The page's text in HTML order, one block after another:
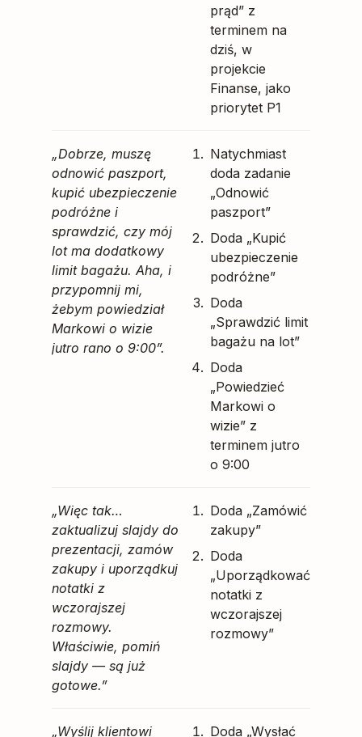
prąd” z
terminem na
dziś, w
projekcie
Finanse, jako
priorytet P1
„Dobrze, muszę
odnowić paszport,
kupić ubezpieczenie
podróżne i
sprawdzić, czy mój
lot ma dodatkowy
limit bagażu. Aha, i
przypomnij mi,
żebym powiedział
Markowi o wizie
jutro rano o 9:00”.
Natychmiast
doda zadanie
„Odnowić
paszport”
Doda „Kupić
ubezpieczenie
podróżne”
Doda
„Sprawdzić limit
bagażu na lot”
Doda
„Powiedzieć
Markowi o
wizie” z
terminem jutro
o 9:00
„Więc tak…
zaktualizuj slajdy do
prezentacji, zamów
zakupy i uporządkuj
notatki z
wczorajszej
rozmowy.
Właściwie, pomiń
slajdy — są już
gotowe.”
Doda „Zamówić
zakupy”
Doda
„Uporządkować
notatki z
wczorajszej
rozmowy”
„Wyślij klientowi Doda „Wysłać